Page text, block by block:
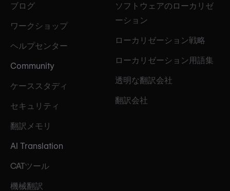
ブログ
ワークショップ
ヘルプセンター
Community
ケーススタディ
セキュリティ
翻訳メモリ
AI Translation
CATツール
機械翻訳
ソフトウェアのローカリゼ
ーション
ローカリゼーション戦略
ローカリゼーション用語集
透明な翻訳会社
翻訳会社